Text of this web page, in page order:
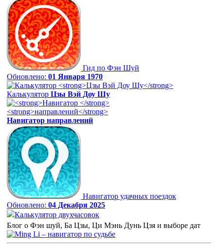
Гид по Фэн Шуй
Обновлено: 01 Января 1970
Калькулятор Цзы Вэй Доу Шу
Навигатор направлений
Навигатор удачных поездок
Обновлено: 04 Декабря 2025
Калькулятор двухчасовок
Блог о Фэн шуй, Ба Цзы, Ци Мэнь Дунь Цзя и выборе дат